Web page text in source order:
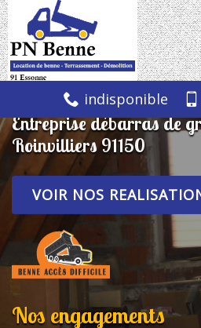
indisponible
Entreprise débarras de
Roinvilliers 91150
VOIR NOS
Nos engagements